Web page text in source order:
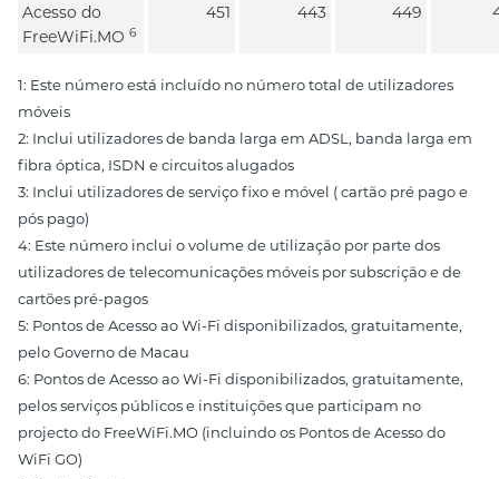
Acesso do
FreeWiFi.MO 6
451 443 449
1: Este número está incluído no número total de utilizadores
móveis
2: Inclui utilizadores de banda larga em ADSL, banda larga em
fibra óptica, ISDN e circuitos alugados
3: Inclui utilizadores de serviço fixo e móvel ( cartão pré pago e
pós pago)
4: Este número inclui o volume de utilização por parte dos
utilizadores de telecomunicações móveis por subscrição e de
cartões pré-pagos
5: Pontos de Acesso ao Wi-Fi disponibilizados, gratuitamente,
pelo Governo de Macau
6: Pontos de Acesso ao Wi-Fi disponibilizados, gratuitamente,
pelos serviços públicos e instituições que participam no
projecto do FreeWiFi.MO (incluindo os Pontos de Acesso do
WiFi GO)